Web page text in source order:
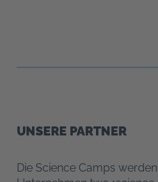
UNSERE PARTNER
Die Science Camps